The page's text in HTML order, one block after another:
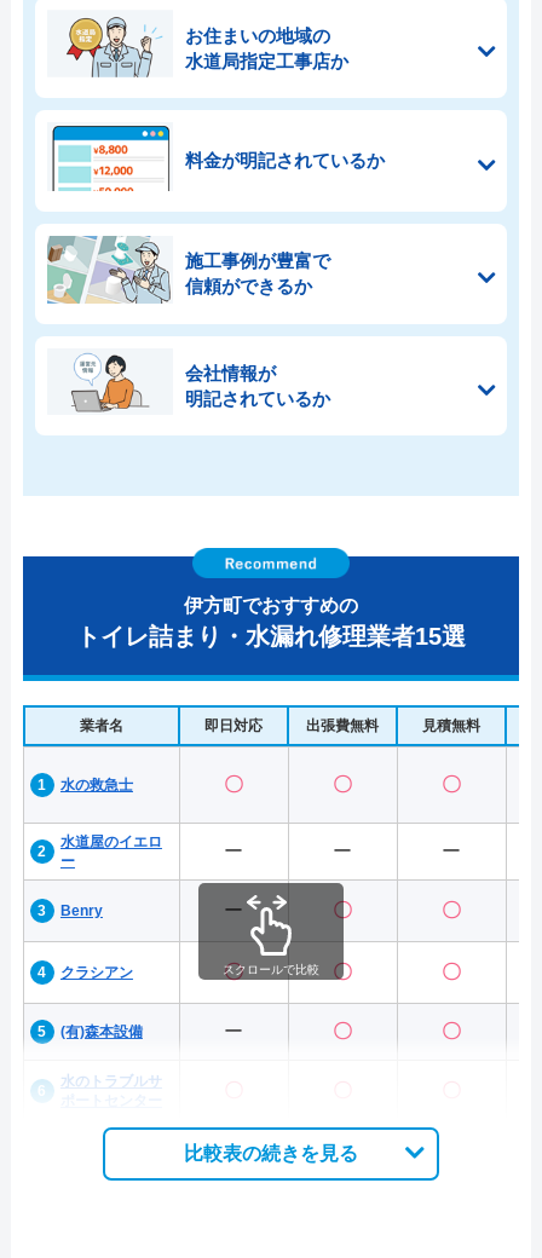
お住まいの地域の
水道局指定工事店か
料金が明記されているか
施工事例が豊富で
信頼ができるか
会社情報が
明記されているか
伊方町でおすすめの
トイレ詰まり・水漏れ修理業者15選
業者名 即日対応 出張費無料 見積無料
水の救急士 〇 〇 〇
水道屋のイエロ
ー
ー ー ー
Benry ー 〇 〇
クラシアン 〇 〇 〇
(有)森本設備 ー 〇 〇
水のトラブルサ
スクロールで比較
比較表の続きを見る